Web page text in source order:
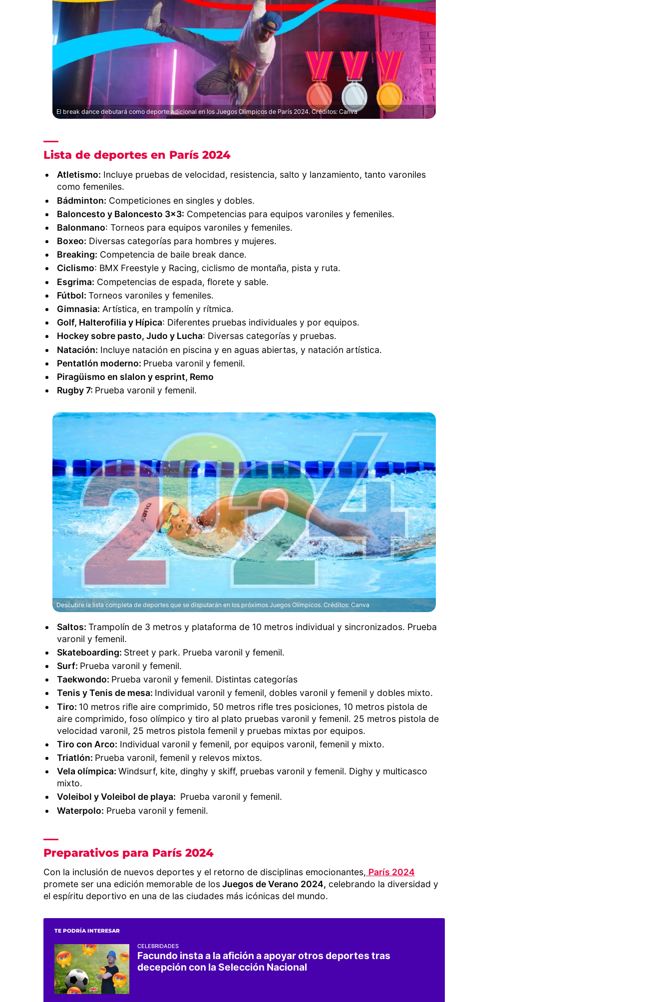
El break dance debutará como deporte adicional en los Juegos Olímpicos de París 2024. Créditos: Canva
Lista de deportes en París 2024
Atletismo: Incluye pruebas de velocidad, resistencia, salto y lanzamiento, tanto varoniles
como femeniles.
Bádminton: Competiciones en singles y dobles.
Baloncesto y Baloncesto 3x3: Competencias para equipos varoniles y femeniles.
Balonmano: Torneos para equipos varoniles y femeniles.
Boxeo: Diversas categorías para hombres y mujeres.
Breaking: Competencia de baile break dance.
Ciclismo: BMX Freestyle y Racing, ciclismo de montaña, pista y ruta.
Esgrima: Competencias de espada, florete y sable.
Fútbol:Torneos varoniles y femeniles.
Gimnasia: Artística, en trampolín y rítmica.
Golf, Halterofilia y Hípica: Diferentes pruebas individuales y por equipos.
Hockey sobre pasto, Judo y Lucha: Diversas categorías y pruebas.
Natación: Incluye natación en piscina y en aguas abiertas, y natación artística.
Pentatlón moderno: Prueba varonil y femenil.
Piragüismo en slalon y esprint, Remo
Rugby 7: Prueba varonil y femenil.
Descubre la lista completa de deportes que se disputarán en los próximos Juegos Olímpicos. Créditos: Canva
Saltos:Trampolín de 3 metros y plataforma de 10 metros individual y sincronizados. Prueba
varonil y femenil.
Skateboarding: Street y park. Prueba varonil y femenil.
Surf: Prueba varonil y femenil.
Taekwondo: Prueba varonil y femenil. Distintas categorías
Tenis y Tenis de mesa: Individual varonil y femenil, dobles varonil y femenil y dobles mixto.
Tiro: 10 metros rifle aire comprimido, 50 metros rifle tres posiciones, 10 metros pistola de
aire comprimido, foso olímpico y tiro al plato pruebas varonil y femenil. 25 metros pistola de
velocidad varonil, 25 metros pistola femenil y pruebas mixtas por equipos.
Tiro con Arco: Individual varonil y femenil, por equipos varonil, femenil y mixto.
Triatlón: Prueba varonil, femenil y relevos mixtos.
Vela olímpica:Windsurf, kite, dinghy y skiff, pruebas varonil y femenil. Dighy y multicasco
mixto.
Voleibol y Voleibol de playa: Prueba varonil y femenil.
Waterpolo: Prueba varonil y femenil.
Preparativos para París 2024
Con la inclusión de nuevos deportes y el retorno de disciplinas emocionantes, París 2024
promete ser una edición memorable de losJuegos de Verano 2024, celebrando la diversidad y
el espíritu deportivo en una de las ciudades más icónicas del mundo.
TE PODRÍA INTERESAR
CELEBRIDADES
Facundo insta a la afición a apoyar otros deportes tras
decepción con la Selección Nacional